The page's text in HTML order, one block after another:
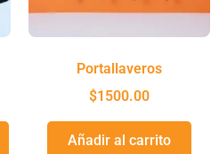
Portallaveros
$1500.00
Añadir al carrito